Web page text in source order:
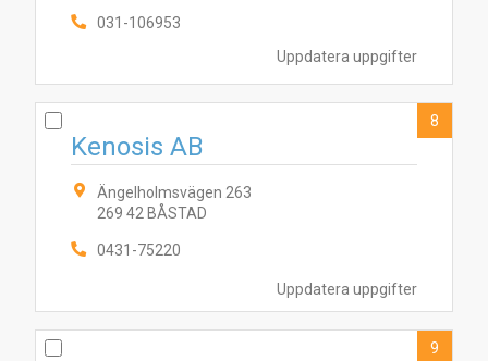
Uppdatera uppgifter
031-106953
Uppdatera uppgifter
Kenosis AB
Ängelholmsvägen 263
269 42 BÅSTAD
0431-75220
8
9